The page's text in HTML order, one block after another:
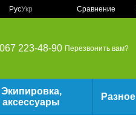
РусУкр Сравнение
067 223-48-90 Перезвонить вам?
Экипировка,
аксессуары
Разное